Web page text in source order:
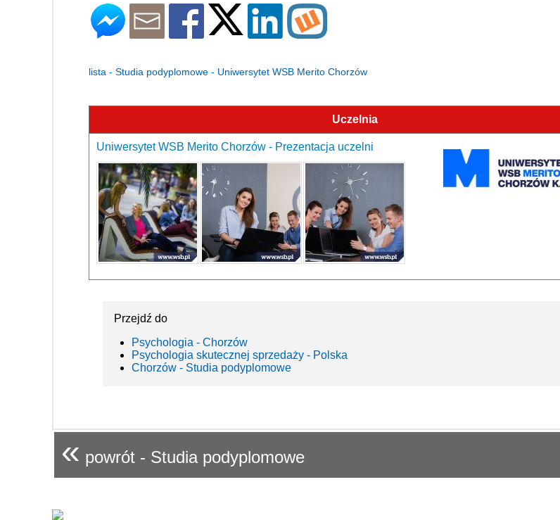
lista - Studia podyplomowe - Uniwersytet WSB Merito Chorzów
Uczelnia
Uniwersytet WSB Merito Chorzów - Prezentacja uczelni
Przejdź do
Psychologia - Chorzów
Psychologia skutecznej sprzedaży - Polska
Chorzów - Studia podyplomowe
« powrót - Studia podyplomowe